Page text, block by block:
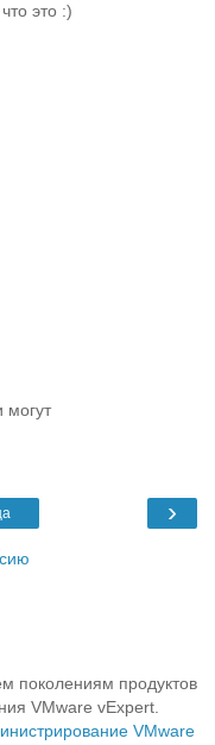
это :)
могут
›
поколениям продуктов
VMware vExpert.
VMware